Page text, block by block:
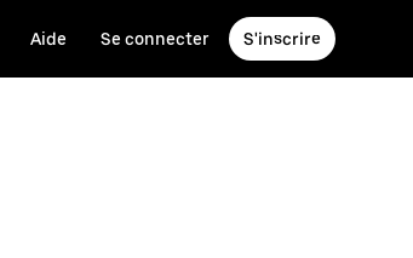
Aide Se connecter S'inscrire